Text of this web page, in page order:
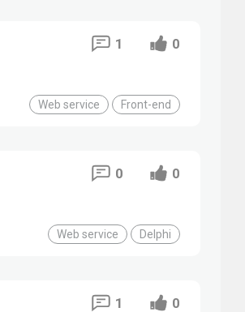
Web service Front-end
1 0
Web service Delphi
0 0
1 0